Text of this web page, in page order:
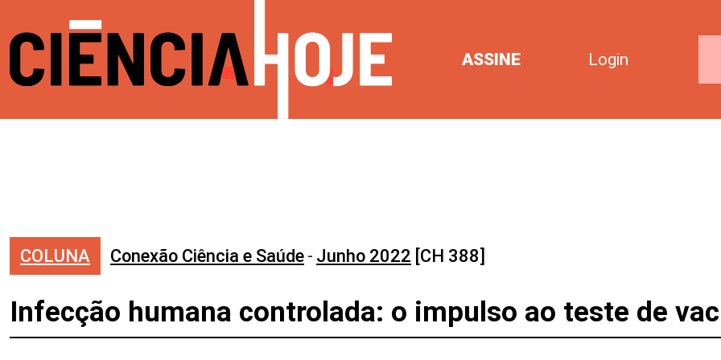
ASSINE Login
COLUNA Conexão Ciência e Saúde - Junho 2022 [CH 388]
Infecção humana controlada: o impulso ao teste de